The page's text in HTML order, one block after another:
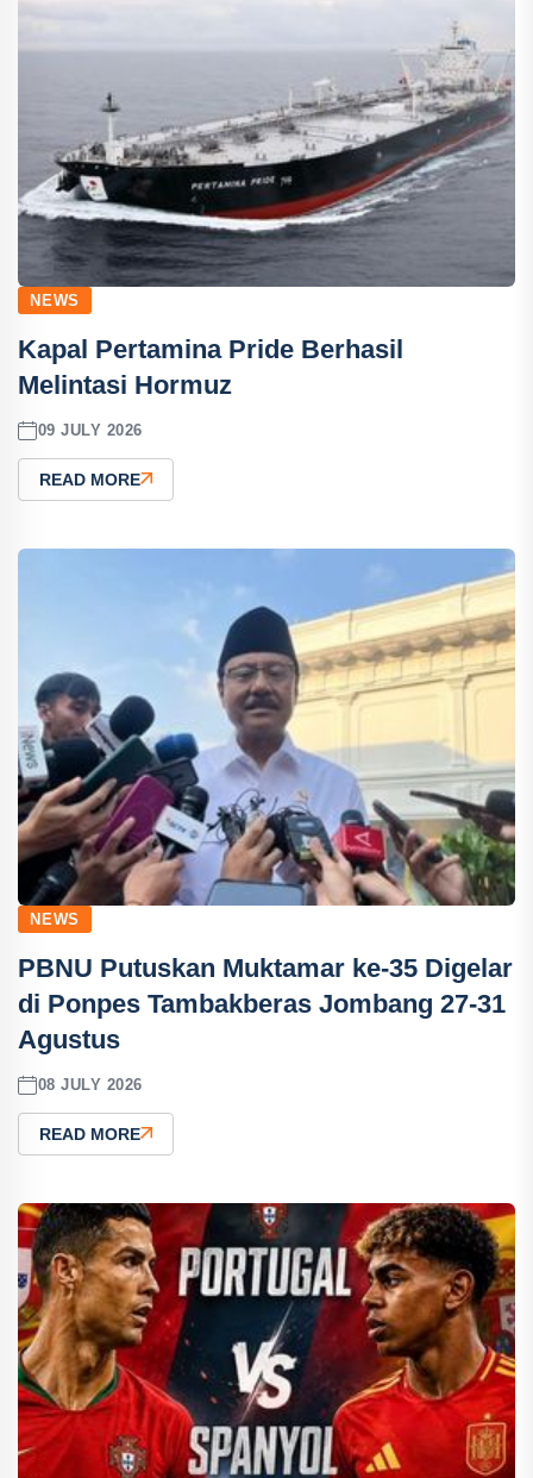
NEWS
Kapal Pertamina Pride Berhasil
Melintasi Hormuz
09 JULY 2026
READ MORE
NEWS
PBNU Putuskan Muktamar ke-35 Digelar
di Ponpes Tambakberas Jombang 27-31
Agustus
08 JULY 2026
READ MORE